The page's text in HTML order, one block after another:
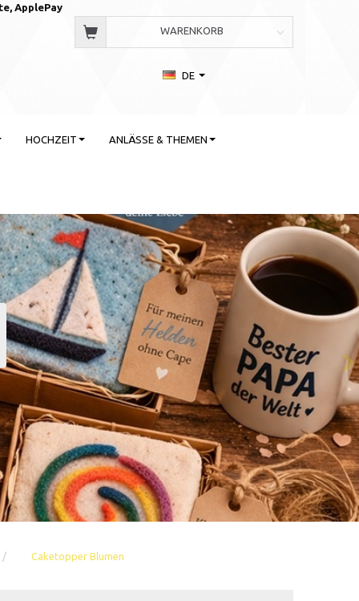
ApplePay
WARENKORB
DE
HOCHZEIT ANLÄSSE & THEMEN
Stil
Caketopper Blumen